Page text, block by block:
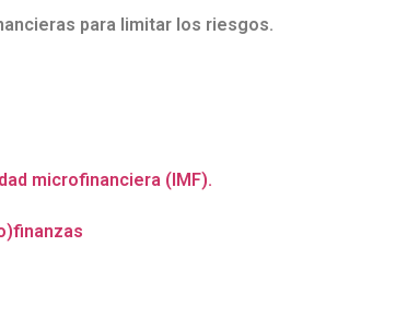
para limitar los riesgos.
microfinanciera (IMF).